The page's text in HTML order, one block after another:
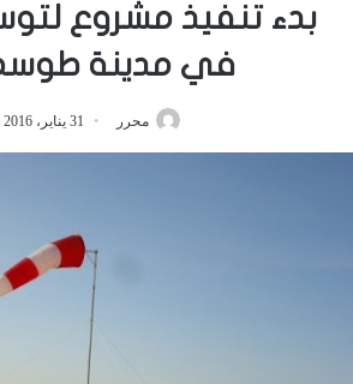
بدء تنفيذ مشروع
في مدينة
محرر 31 يناير، 2016